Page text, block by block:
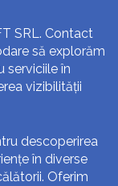
SRL. Contact
să explorăm
serviciile în
vizibilității
descoperirea
în diverse
Oferim